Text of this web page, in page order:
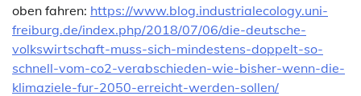
oben fahren: https://www.blog.industrialecology.uni-
freiburg.de/index.php/2018/07/06/die-deutsche-
volkswirtschaft-muss-sich-mindestens-doppelt-so-
schnell-vom-co2-verabschieden-wie-bisher-wenn-die-
klimaziele-fur-2050-erreicht-werden-sollen/